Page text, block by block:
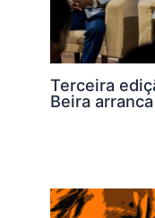
Terceira
Beira